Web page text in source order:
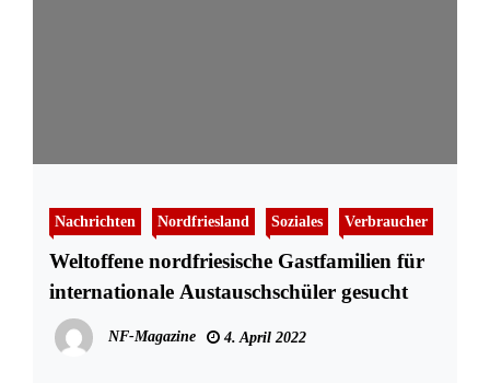
Nachrichten Nordfriesland Soziales Verbraucher
Weltoffene nordfriesische Gastfamilien für
internationale Austauschschüler gesucht
NF-Magazine 4. April 2022